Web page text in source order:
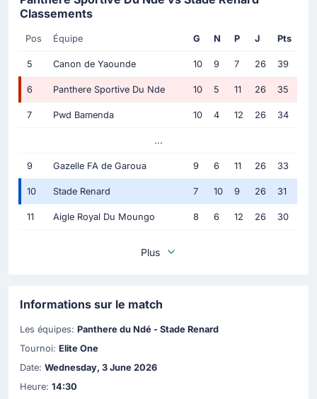
Classements
Pos Équipe G N P J Pts
5 Canon de Yaounde 10 9 7 26 39
6 Panthere Sportive Du Nde 10 5 11 26 35
7 Pwd Bamenda 10 4 12 26 34
...
9 Gazelle FA de Garoua 9 6 11 26 33
10 Stade Renard 7 10 9 26 31
11 Aigle Royal Du Moungo 8 6 12 26 30
Plus
Informations sur le match
Les équipes: Panthere du Ndé - Stade Renard
Tournoi: Elite One
Date: Wednesday, 3 June 2026
Heure: 14:30